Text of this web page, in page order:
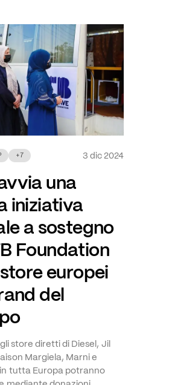
+7 3 dic 2024
una
iniziativa
a sostegno
Foundation
europei
del
store diretti di Diesel, Jil
Margiela, Marni e
tutta Europa potranno